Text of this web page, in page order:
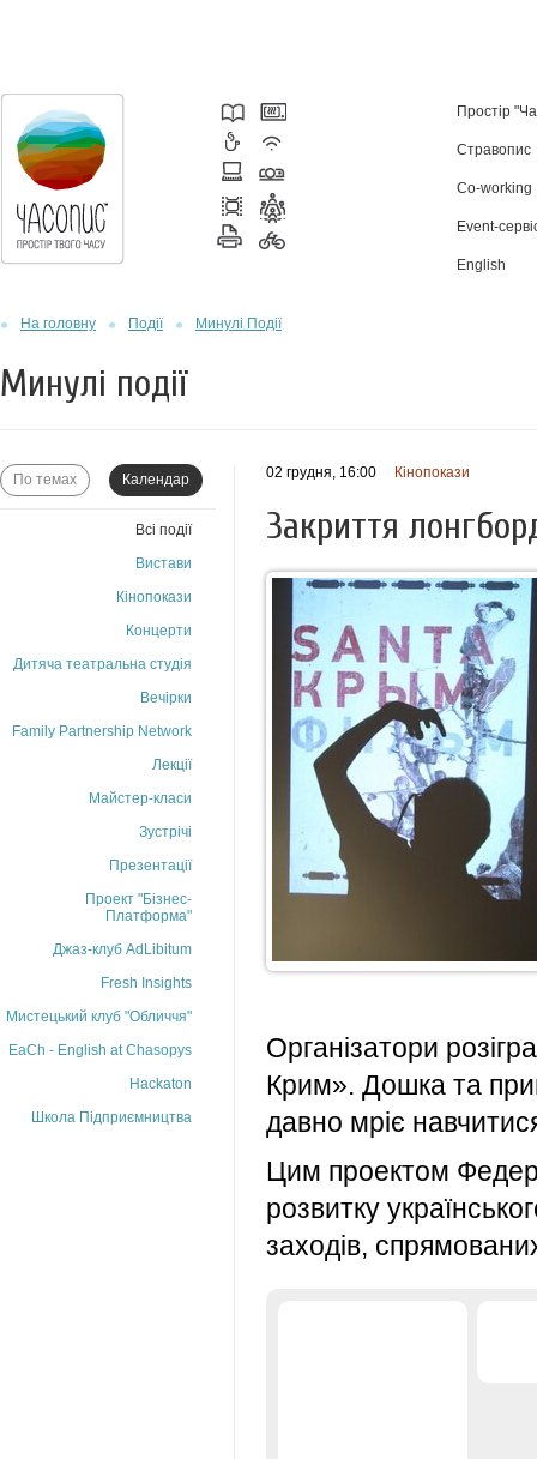
Простір
Стравопис
Co-working
Event-
English
На головну Події Минулі Події
Минулі події
По темах Календар
Всі події
Вистави
Кінопокази
Концерти
Дитяча театральна студія
Вечірки
Family Partnership Network
Лекції
Майстер-класи
Зустрічі
Презентації
Проект "Бізнес-
Платформа"
Джаз-клуб AdLibitum
Fresh Insights
Мистецький клуб "Обличчя"
EaCh - English at Chasopys
Hackaton
Школа Підприємництва
02 грудня, 16:00 Кінопокази
Закриття
Організатори
Крим». Дошка та
давно мріє
Цим проектом
розвитку
заходів,